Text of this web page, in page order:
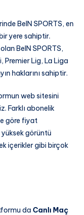
BeIN SPORTS, en
yere sahiptir.
BeIN SPORTS,
Premier Lig, La Liga
haklarını sahiptir.
web sitesini
Farklı abonelik
göre fiyat
yüksek görüntü
içerikler gibi birçok
da Canlı Maç